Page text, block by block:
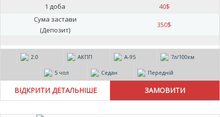
1 доба
40$
Сума застави
(Депозит)
350$
2.0 АКПП А-95 7л/100км
5 чол Седан Передній
ВІДКРИТИ ДЕТАЛЬНІШЕ